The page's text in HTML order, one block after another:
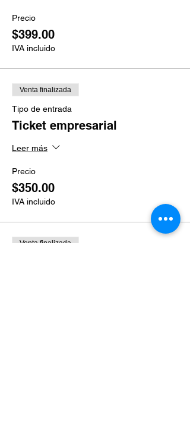
Precio
$399.00
IVA incluido
Venta finalizada
Tipo de entrada
Ticket empresarial
Leer más
Precio
$350.00
IVA incluido
Venta finalizada